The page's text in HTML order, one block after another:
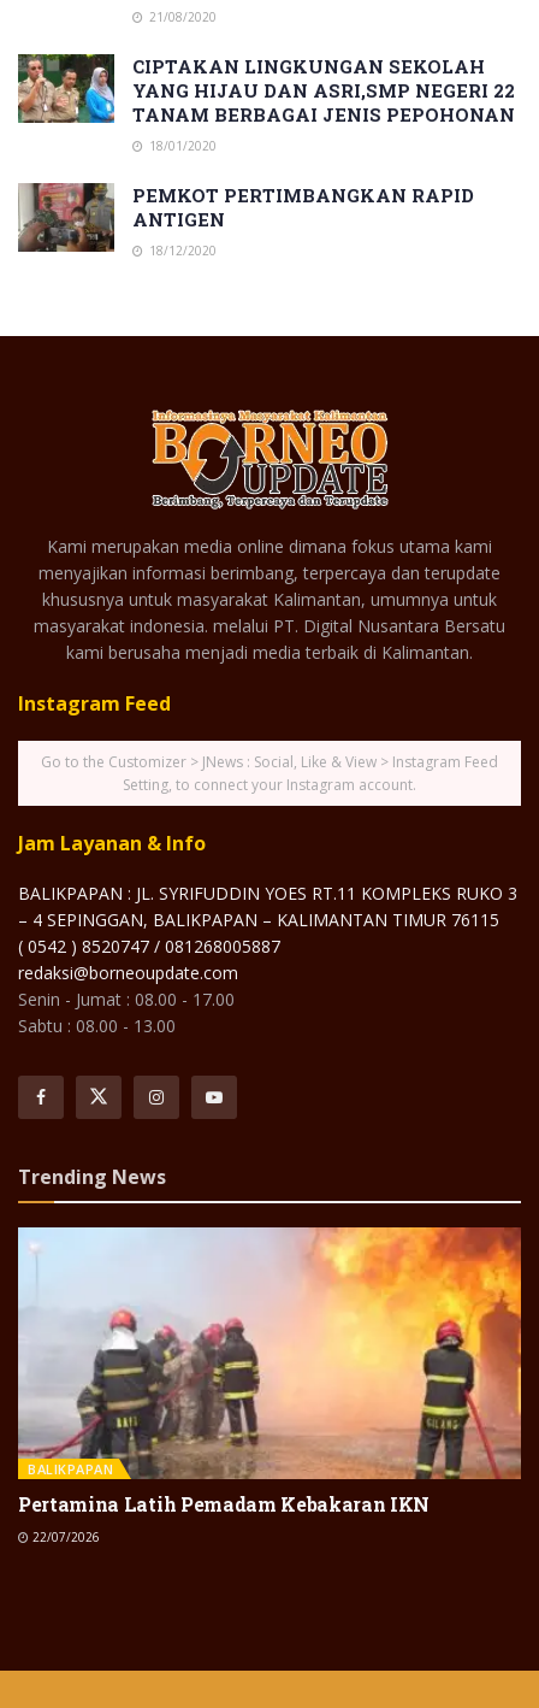
21/08/2020
CIPTAKAN LINGKUNGAN SEKOLAH
YANG HIJAU DAN ASRI,SMP NEGERI 22
TANAM BERBAGAI JENIS PEPOHONAN
18/01/2020
PEMKOT PERTIMBANGKAN RAPID
ANTIGEN
18/12/2020
Kami merupakan media online dimana fokus utama kami
menyajikan informasi berimbang, terpercaya dan terupdate
khususnya untuk masyarakat Kalimantan, umumnya untuk
masyarakat indonesia. melalui PT. Digital Nusantara Bersatu
kami berusaha menjadi media terbaik di Kalimantan.
Instagram Feed
Go to the Customizer > JNews : Social, Like & View > Instagram Feed
Setting, to connect your Instagram account.
Jam Layanan & Info
BALIKPAPAN : JL. SYRIFUDDIN YOES RT.11 KOMPLEKS RUKO 3
– 4 SEPINGGAN, BALIKPAPAN – KALIMANTAN TIMUR 76115
( 0542 ) 8520747 / 081268005887
redaksi@borneoupdate.com
Senin - Jumat : 08.00 - 17.00
Sabtu : 08.00 - 13.00
Trending News
BALIKPAPAN
Pertamina Latih Pemadam Kebakaran IKN
22/07/2026